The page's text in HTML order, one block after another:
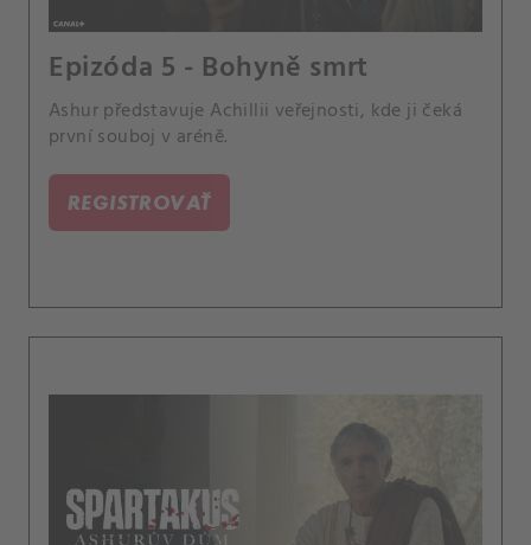
Epizóda 5 - Bohyně smrt
Ashur představuje Achillii veřejnosti, kde ji čeká
první souboj v aréně.
REGISTROVAŤ